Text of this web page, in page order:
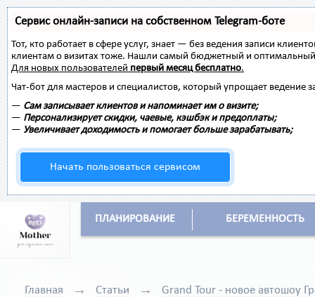
Сервис онлайн-записи на собственном Telegram-боте
Тот, кто работает в сфере услуг, знает — без ведения записи
клиентам о визитах тоже. Нашли самый бюджетный и
Для новых пользователей первый месяц бесплатно.
Чат-бот для мастеров и специалистов, который упрощает ведение
— Сам записывает клиентов и напоминает им о визите;
— Персонализирует скидки, чаевые, кэшбэк и предоплаты;
— Увеличивает доходимость и помогает больше зарабатывать;
Начать пользоваться сервисом
ПЛАНИРОВАНИЕ БЕРЕМЕННОСТЬ
Главная Статьи Grand Tour - новое автошоу